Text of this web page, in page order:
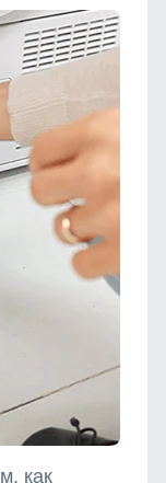
как